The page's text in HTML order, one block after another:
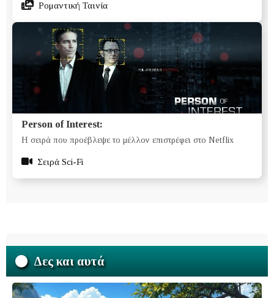
Ρομαντική Ταινία
Person of Interest:
Η σειρά που προέβλεψε το μέλλον επιστρέφει στο Netflix
Σειρά Sci-Fi
Δες και αυτά